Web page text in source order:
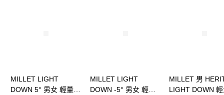
MILLET LIGHT
DOWN 5° 男女 輕量抗
MILLET LIGHT
DOWN -5° 男女 輕量
MILLET 男
LIGHT DOWN